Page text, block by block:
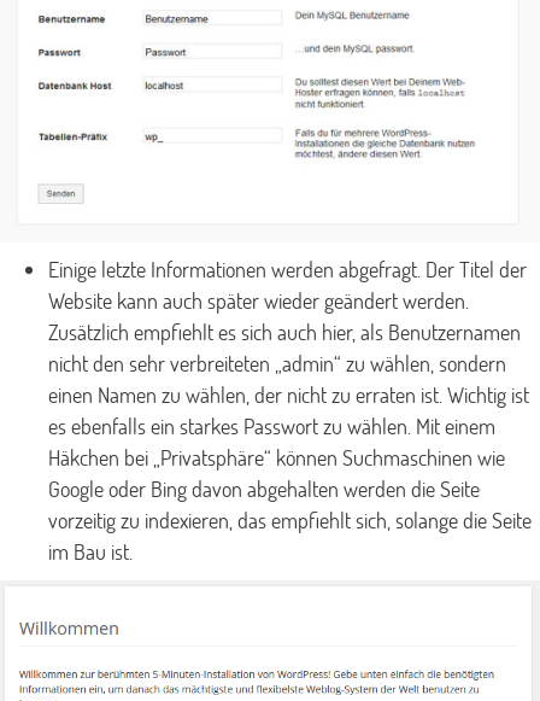
Einige letzte Informationen werden abgefragt. Der Titel der
Website kann auch später wieder geändert werden.
Zusätzlich empfiehlt es sich auch hier, als Benutzernamen
nicht den sehr verbreiteten „admin“ zu wählen, sondern
einen Namen zu wählen, der nicht zu erraten ist. Wichtig ist
es ebenfalls ein starkes Passwort zu wählen. Mit einem
Häkchen bei „Privatsphäre“ können Suchmaschinen wie
Google oder Bing davon abgehalten werden die Seite
vorzeitig zu indexieren, das empfiehlt sich, solange die Seite
im Bau ist.